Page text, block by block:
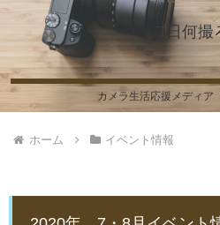
明日何撮
カメラ生活応援メディア
ホーム イベント情報